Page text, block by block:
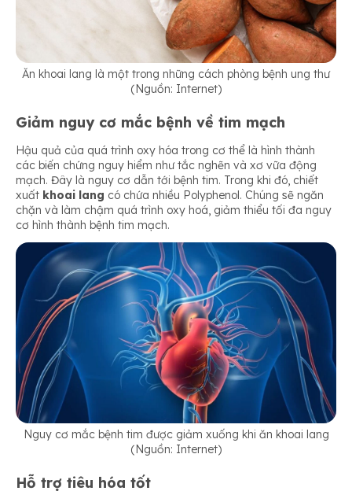
Ăn khoai lang là một trong những cách phòng bệnh ung thư
(Nguồn: Internet)
Giảm nguy cơ mắc bệnh về tim mạch
Hậu quả của quá trình oxy hóa trong cơ thể là hình thành
các biến chứng nguy hiểm như tắc nghẽn và xơ vữa động
mạch. Đây là nguy cơ dẫn tới bệnh tim. Trong khi đó, chiết
xuất khoai lang có chứa nhiều Polyphenol. Chúng sẽ ngăn
chặn và làm chậm quá trình oxy hoá, giảm thiểu tối đa nguy
cơ hình thành bệnh tim mạch.
Nguy cơ mắc bệnh tim được giảm xuống khi ăn khoai lang
(Nguồn: Internet)
Hỗ trợ tiêu hóa tốt